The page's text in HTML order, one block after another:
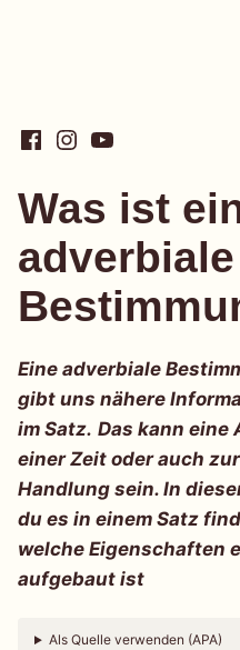
Linguistik
Facebook
Instagram
YouTube
Was ist
adverbiale
Eine adverbiale
gibt uns nähere
im Satz. Das kann eine
einer Zeit oder auch
Handlung sein. In
du es in einem Satz
welche Eigenschaften
aufgebaut ist
Als Quelle verwenden (APA)